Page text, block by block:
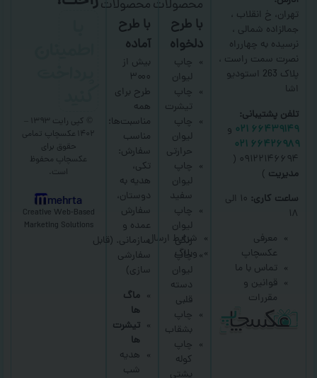
تهران، خ انقلاب ،
جمالزاده شمالی ،
نرسیده به چهارراه
نصرت سمت راست ،
پلاک 263 استودیو
اشا
تلفن پشتیبانی:
۶۶۴۳۹۱۴۹ ۰۲۱
و
۶۶۴۲۶۹۸۹ ۰۲۱
۰۹۱۲۲۱۴۶۶۹۴ (
مدیریت )
ساعت کاری:
۱۰ الی
۱۸
معرفی
عکسچاپ
تماس با ما
قوانین و
مقررات
شرایط ارسال
وبلاگ
محصولات
با طرح
دلخواه
چاپ
لیوان
چاپ
تیشرت
چاپ
لیوان
حرارتی
چاپ
لیوان
سفید
چاپ
لیوان
رنگی
چاپ
لیوان
دسته
قلبی
چاپ
بشقاب
چاپ
کوله
پشتی
محصولات
با طرح
آماده
بیش از
۳۰۰۰
طرح برای
همه
مناسبت‌ها؛
مناسب
سفارش:
تکی،
هدیه به
دوستان،
سفارش
عمده و
سازمانی. (قابل
سفارشی
سازی)
ماگ
ها
تیشرت
ها
هدیه
شب
۱۴۰۲ عکسچاپ
تمامی
حقوق برای
عکسچاپ محفوظ
است.
mehrta
Creative Web-Based
Marketing Solutions